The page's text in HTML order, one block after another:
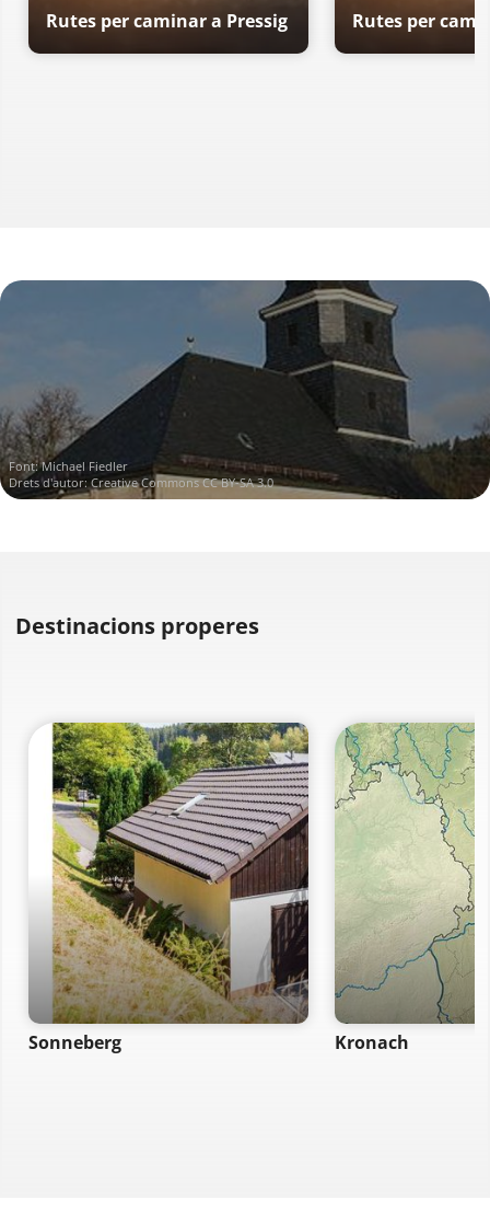
Rutes per caminar a Pressig Rutes per
Font:Michael Fiedler
Drets d'autor: Creative Commons CC BY-SA 3.0
Destinacions properes
Sonneberg Kronach